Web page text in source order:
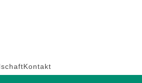
Kontakt